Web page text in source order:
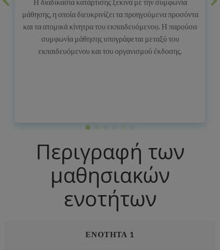
μάθησης, η οποία διευκρινίζει τα προηγούμενα προσόντα
και τα ατομικά κίνητρα του εκπαιδευόμενου. Η παρούσα
συμφωνία μάθησης υπογράφεται μεταξύ του
εκπαιδευόμενου και του οργανισμού έκδοσης.
Περιγραφή των
μαθησιακών
ενοτήτων
ΕΝΟΤΗΤΑ 1